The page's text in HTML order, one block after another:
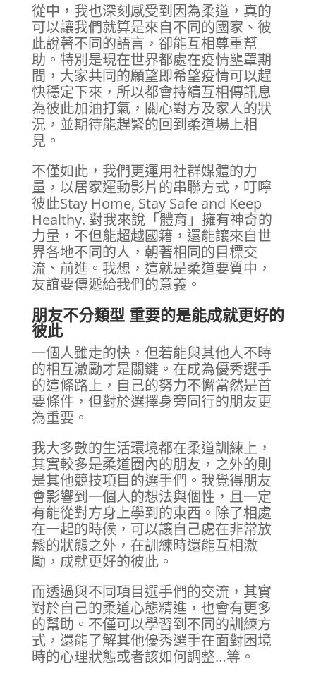
從中，我也深刻感受到因為柔道，真的
可以讓我們就算是來自不同的國家、彼
此說著不同的語言，卻能互相尊重幫
助。特別是現在世界都處在疫情壟罩期
間，大家共同的願望即希望疫情可以趕
快穩定下來，所以都會持續互相傳訊息
為彼此加油打氣，關心對方及家人的狀
況，並期待能趕緊的回到柔道場上相
見。
不僅如此，我們更運用社群媒體的力
量，以居家運動影片的串聯方式，叮嚀
彼此Stay Home, Stay Safe and Keep
Healthy. 對我來說「體育」擁有神奇的
力量，不但能超越國籍，還能讓來自世
界各地不同的人，朝著相同的目標交
流、前進。我想，這就是柔道要質中，
友誼要傳遞給我們的意義。
朋友不分類型 重要的是能成就更好的
彼此
一個人雖走的快，但若能與其他人不時
的相互激勵才是關鍵。在成為優秀選手
的這條路上，自己的努力不懈當然是首
要條件，但對於選擇身旁同行的朋友更
為重要。
我大多數的生活環境都在柔道訓練上，
其實較多是柔道圈內的朋友，之外的則
是其他競技項目的選手們。我覺得朋友
會影響到一個人的想法與個性，且一定
有能從對方身上學到的東西。除了相處
在一起的時候，可以讓自己處在非常放
鬆的狀態之外，在訓練時還能互相激
勵，成就更好的彼此。
而透過與不同項目選手們的交流，其實
對於自己的柔道心態精進，也會有更多
的幫助。不僅可以學習到不同的訓練方
式，還能了解其他優秀選手在面對困境
時的心理狀態或者該如何調整…等。